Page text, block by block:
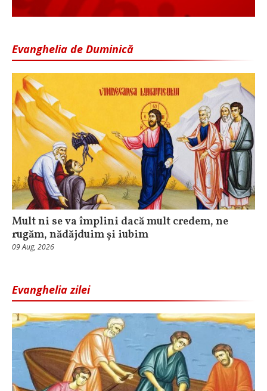
Evanghelia de Duminică
Mult ni se va împlini dacă mult credem, ne
rugăm, nădăjduim și iubim
09 Aug, 2026
Evanghelia zilei